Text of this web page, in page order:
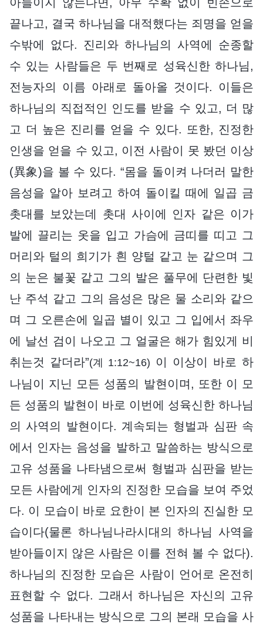
끝나고, 결국 하나님을 대적했다는 죄명을 얻을
수밖에 없다. 진리와 하나님의 사역에 순종할
수 있는 사람들은 두 번째로 성육신한 하나님,
전능자의 이름 아래로 돌아올 것이다. 이들은
하나님의 직접적인 인도를 받을 수 있고, 더 많
고 더 높은 진리를 얻을 수 있다. 또한, 진정한
인생을 얻을 수 있고, 이전 사람이 못 봤던 이상
(異象)을 볼 수 있다. “몸을 돌이켜 나더러 말한
음성을 알아 보려고 하여 돌이킬 때에 일곱 금
촛대를 보았는데 촛대 사이에 인자 같은 이가
발에 끌리는 옷을 입고 가슴에 금띠를 띠고 그
머리와 털의 희기가 흰 양털 같고 눈 같으며 그
의 눈은 불꽃 같고 그의 발은 풀무에 단련한 빛
난 주석 같고 그의 음성은 많은 물 소리와 같으
며 그 오른손에 일곱 별이 있고 그 입에서 좌우
에 날선 검이 나오고 그 얼굴은 해가 힘있게 비
취는것 같더라”(계 1:12~16) 이 이상이 바로 하
나님이 지닌 모든 성품의 발현이며, 또한 이 모
든 성품의 발현이 바로 이번에 성육신한 하나님
의 사역의 발현이다. 계속되는 형벌과 심판 속
에서 인자는 음성을 발하고 말씀하는 방식으로
고유 성품을 나타냄으로써 형벌과 심판을 받는
모든 사람에게 인자의 진정한 모습을 보여 주었
다. 이 모습이 바로 요한이 본 인자의 진실한 모
습이다(물론 하나님나라시대의 하나님 사역을
받아들이지 않은 사람은 이를 전혀 볼 수 없다).
하나님의 진정한 모습은 사람이 언어로 온전히
표현할 수 없다. 그래서 하나님은 자신의 고유
성품을 나타내는 방식으로 그의 본래 모습을 사